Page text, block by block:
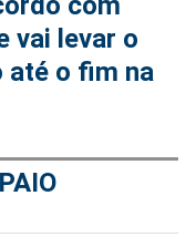
vai levar o
até o fim na